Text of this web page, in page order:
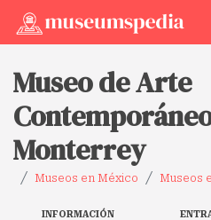
Museo de Arte
Monterrey
Museos en México Museos
INFORMACIÓN